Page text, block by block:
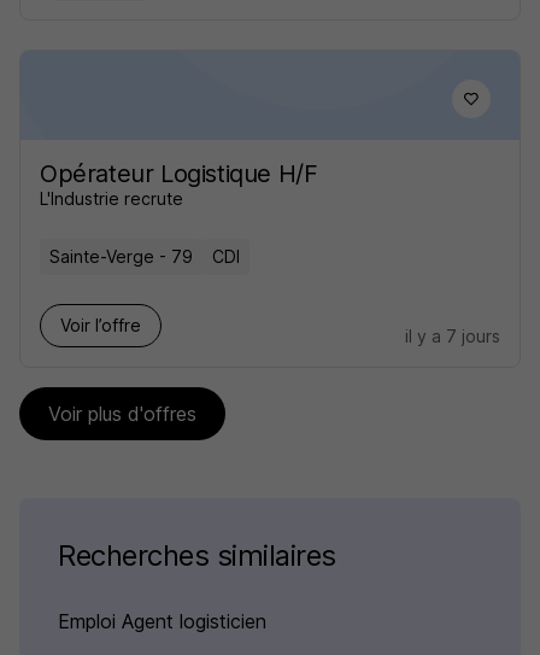
Opérateur Logistique H/F
L'Industrie recrute
Sainte-Verge - 79 CDI
Voir l’offre
il y a 7 jours
Voir plus d'offres
Recherches similaires
Emploi Agent logisticien